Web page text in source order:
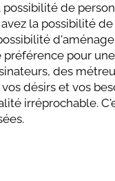
de
la possibilité
préférence pour une
des
désirs et vos
irréprochable.